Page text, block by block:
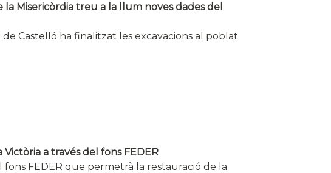
Misericòrdia treu a la llum noves dades del
Castelló ha finalitzat les excavacions al poblat
a través del fons FEDER
FEDER que permetrà la restauració de la